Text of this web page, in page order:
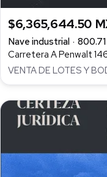
$6,365,644.50
Nave industrial
800.71
Carretera A Penwalt
VENTA DE LOTES Y